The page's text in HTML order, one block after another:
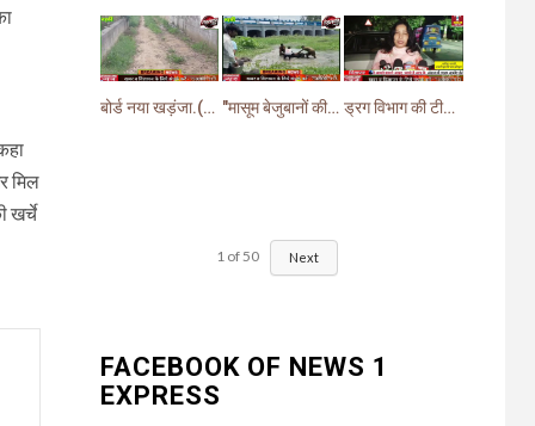
मिल
खर्चे
बोर्ड नया खड़ंजा.(गायब)झबरेड़ा विधायक वीरेंद्र जत्ती के प्रस्ताव पर pwd ने बनाया खड़ंजा "मासूम बेजुबानों की दर्दनाक मौत: चंद घास के निवालों ने उजाड़ दी गरीब परिवारों की दुनिया" ड्रग विभाग की टीम ने खांसी व सर्दी जुकाम में दी जाने वाली (सिरप) की खरीदारी व बिक्री पर लगाई रोक.
1 of50 Next
FACEBOOK OF NEWS 1
EXPRESS